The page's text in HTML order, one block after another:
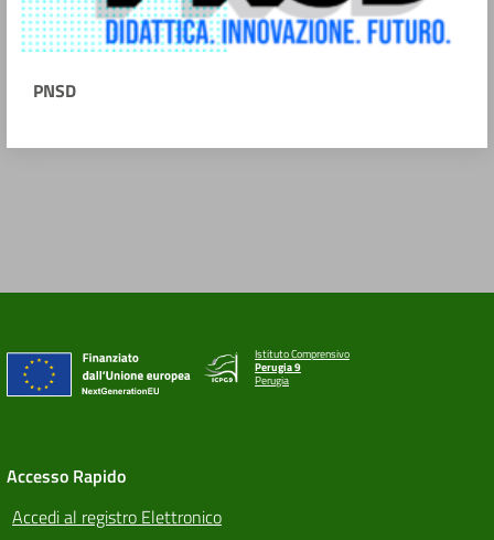
PNSD
Istituto Comprensivo
Perugia 9
Perugia
Accesso Rapido
Accedi al registro Elettronico